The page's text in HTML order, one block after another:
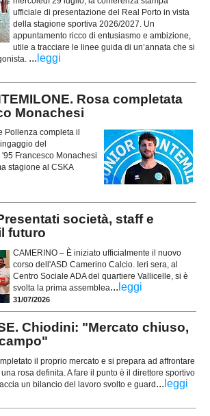
ufficiale di presentazione del Real Porto in vista
della stagione sportiva 2026/2027. Un
appuntamento ricco di entusiasmo e ambizione,
utile a tracciare le linee guida di un’annata che si
... leggi
Rosa completata
Monachesi
Pollenza completa il
del
Francesco Monachesi
stagione al CSKA
società, staff e
futuro
CAMERINO – È iniziato ufficialmente il nuovo
corso dell'ASD Camerino Calcio. Ieri sera, al
Centro Sociale ADA del quartiere Vallicelle, si è
svolta la prima assemblea... leggi
31/07/2026
Chiodini: "Mercato chiuso,
il proprio mercato e si prepara ad affrontare
rosa definita. A fare il punto è il direttore sportivo
un bilancio del lavoro svolto e guard... leggi